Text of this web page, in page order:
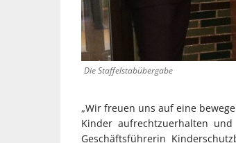
Die Staffelstabübergabe
„Wir freuen uns auf eine
Kinder aufrechtzuerhalten
Geschäftsführerin